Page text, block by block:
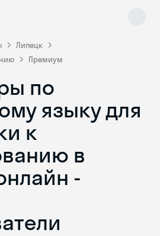
Липецк
Премиум
по
языку для
к
в
-